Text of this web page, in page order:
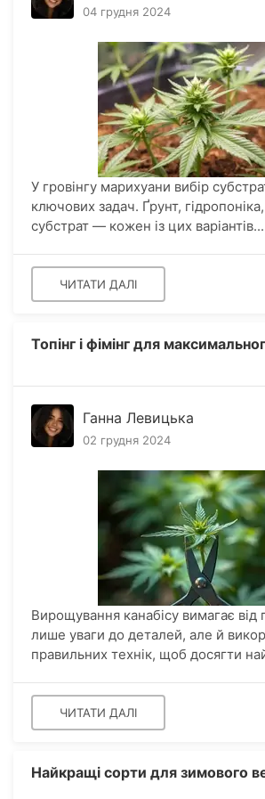
04 грудня 2024
У гровінгу марихуани вибір
ключових задач. Ґрунт,
субстрат — кожен із цих варіантів...
ЧИТАТИ ДАЛІ
Топінг і фімінг для
Ганна Левицька
02 грудня 2024
Вирощування канабісу вимагає від
лише уваги до деталей, але й
правильних технік, щоб досягти
ЧИТАТИ ДАЛІ
Найкращі сорти для зимового